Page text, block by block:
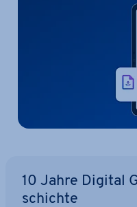
10 Jahre Digital
schich­te